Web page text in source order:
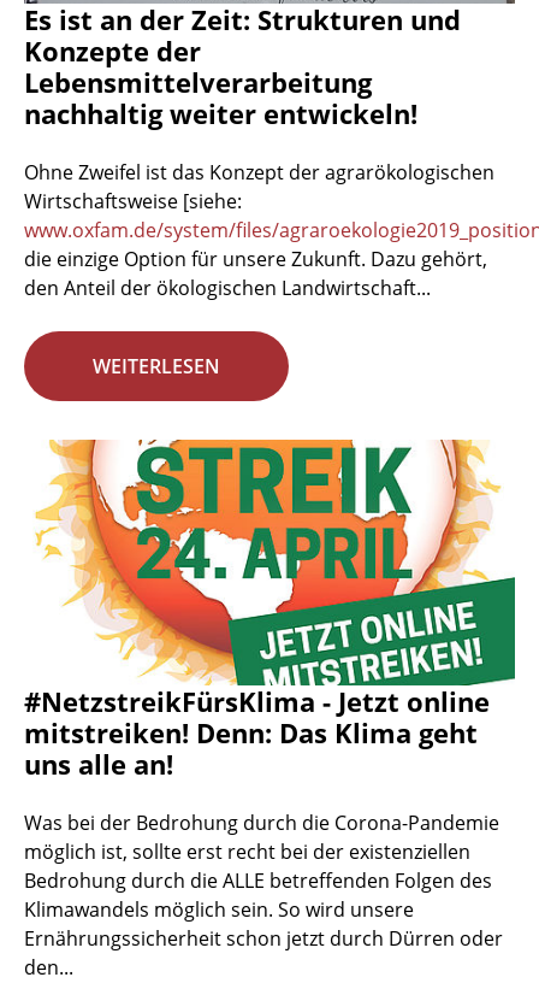
Es ist an der Zeit: Strukturen und
Konzepte der
Lebensmittelverarbeitung
nachhaltig weiter entwickeln!
Ohne Zweifel ist das Konzept der agrarökologischen
Wirtschaftsweise [siehe:
www.oxfam.de/system/files/
die einzige Option für unsere Zukunft. Dazu gehört,
den Anteil der ökologischen Landwirtschaft...
WEITERLESEN
#NetzstreikFürsKlima - Jetzt online
mitstreiken! Denn: Das Klima geht
uns alle an!
Was bei der Bedrohung durch die Corona-Pandemie
möglich ist, sollte erst recht bei der existenziellen
Bedrohung durch die ALLE betreffenden Folgen des
Klimawandels möglich sein. So wird unsere
Ernährungssicherheit schon jetzt durch Dürren oder
den...